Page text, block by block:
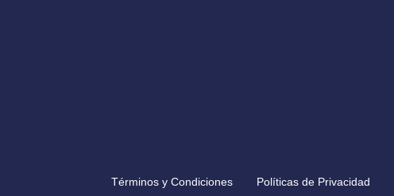
Términos y Condiciones Políticas de Privacidad